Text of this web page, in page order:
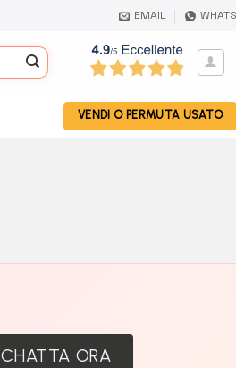
EMAIL
VENDI O PERMUTA USATO
CHATTA ORA